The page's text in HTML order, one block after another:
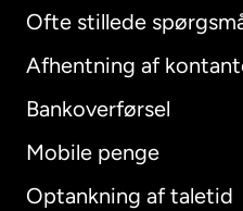
Ofte stillede
Afhentning af
Bankoverførsel
Mobile penge
Optankning af taletid